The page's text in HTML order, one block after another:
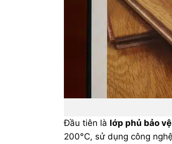
Đầu tiên là lớp phủ bảo vệ
200°C, sử dụng công